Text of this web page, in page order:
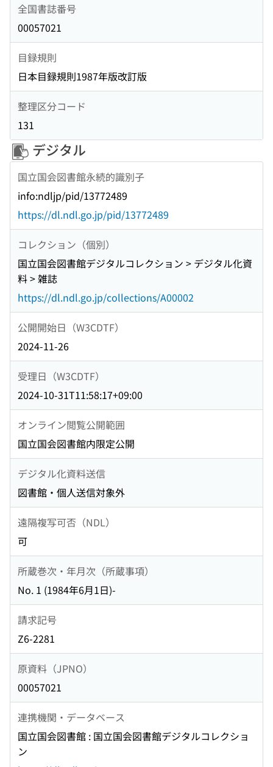
全国書誌番号
00057021
目録規則
日本目録規則1987年版改訂版
整理区分コード
131
デジタル
国立国会図書館永続的識別子
info:ndljp/pid/13772489
https://dl.ndl.go.jp/pid/13772489
コレクション（個別）
国立国会図書館デジタルコレクション > デジタル化資
料 > 雑誌
https://dl.ndl.go.jp/collections/A00002
公開開始日（W3CDTF）
2024-11-26
受理日（W3CDTF）
2024-10-31T11:58:17+09:00
オンライン閲覧公開範囲
国立国会図書館内限定公開
デジタル化資料送信
図書館・個人送信対象外
遠隔複写可否（NDL）
可
所蔵巻次・年月次（所蔵事項）
No. 1 (1984年6月1日)-
請求記号
Z6-2281
原資料（JPNO）
00057021
連携機関・データベース
国立国会図書館 : 国立国会図書館デジタルコレクショ
ン